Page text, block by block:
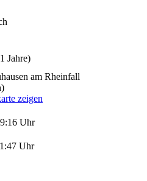
Jahre)
am Rheinfall
zeigen
Uhr
Uhr